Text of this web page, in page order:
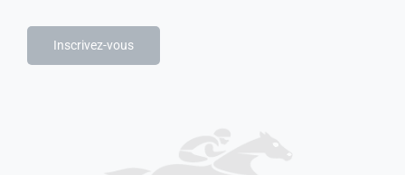
Inscrivez-vous